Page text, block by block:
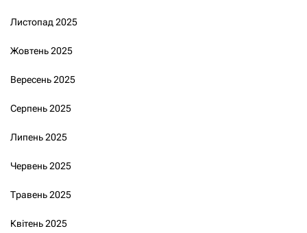
Листопад 2025
Жовтень 2025
Вересень 2025
Серпень 2025
Липень 2025
Червень 2025
Травень 2025
Квітень 2025